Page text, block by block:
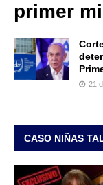
primer
21
CASO NIÑAS